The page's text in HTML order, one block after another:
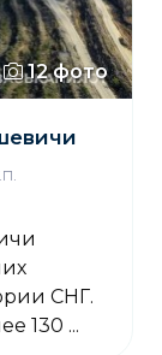
12 фото
СНГ.
130 ...